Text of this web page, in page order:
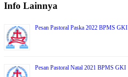
Info Lainnya
Pesan Pastoral Paska 2022 BPMS GKI
Pesan Pastoral Natal 2021 BPMS GKI